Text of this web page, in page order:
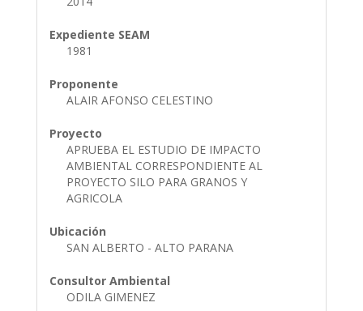
Expediente SEAM
1981
Proponente
ALAIR AFONSO CELESTINO
Proyecto
APRUEBA EL ESTUDIO DE IMPACTO
AMBIENTAL CORRESPONDIENTE AL
PROYECTO SILO PARA GRANOS Y
AGRICOLA
Ubicación
SAN ALBERTO - ALTO PARANA
Consultor Ambiental
ODILA GIMENEZ